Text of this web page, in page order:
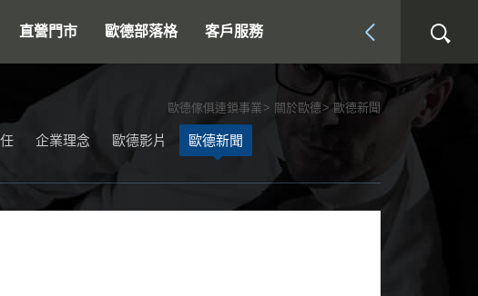
直營門市 歐德部落格 客戶服務
歐德傢俱連鎖事業 關於歐德 歐德新聞
企業理念 歐德影片 歐德新聞